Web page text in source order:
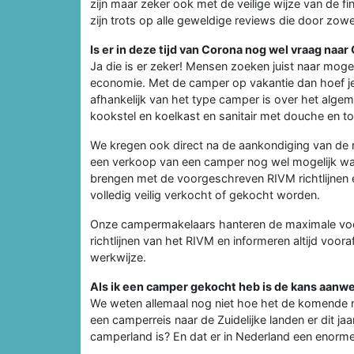
zijn maar zeker ook met de veilige wijze van de
zijn trots op alle geweldige reviews die door
Is er in deze tijd van Corona nog wel vraag naar
Ja die is er zeker! Mensen zoeken juist naar
economie. Met de camper op vakantie dan hoef
afhankelijk van het type camper is over het
kookstel en koelkast en sanitair met douche en
We kregen ook direct na de aankondiging van
een verkoop van een camper nog wel mogelijk
brengen met de voorgeschreven RIVM
volledig veilig verkocht of gekocht worden.
Onze campermakelaars hanteren de maximale
richtlijnen van het RIVM en informeren altijd
werkwijze.
Als ik een camper gekocht heb is de kans
We weten allemaal nog niet hoe het de
een camperreis naar de Zuidelijke landen er dit
camperland is? En dat er in Nederland een